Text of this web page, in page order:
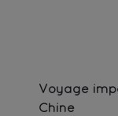
Voyage
Chine